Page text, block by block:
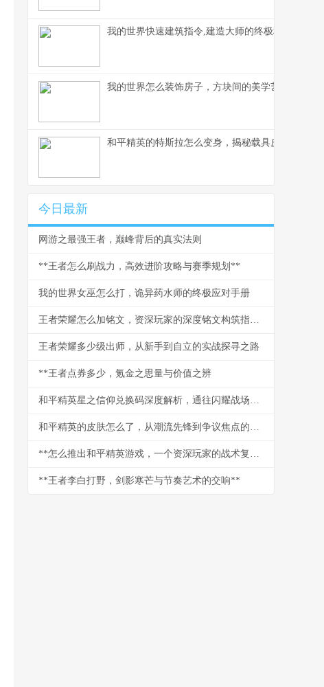
我的世界快速建筑指令,建造大师的终极秘诀,副标
我的世界怎么装饰房子，方块间的美学艺术
和平精英的特斯拉怎么变身，揭秘载具皮肤实战
今日最新
网游之最强王者，巅峰背后的真实法则
**王者怎么刷战力，高效进阶攻略与赛季规划**
我的世界女巫怎么打，诡异药水师的终极应对手册
王者荣耀怎么加铭文，资深玩家的深度铭文构筑指南，副标题，从入门到精通的属性配置艺术
王者荣耀多少级出师，从新手到自立的实战探寻之路
**王者点券多少，氪金之思量与价值之辨
和平精英星之信仰兑换码深度解析，通往闪耀战场的星辰秘钥
和平精英的皮肤怎么了，从潮流先锋到争议焦点的背后
**怎么推出和平精英游戏，一个资深玩家的战术复盘**
**王者李白打野，剑影寒芒与节奏艺术的交响**